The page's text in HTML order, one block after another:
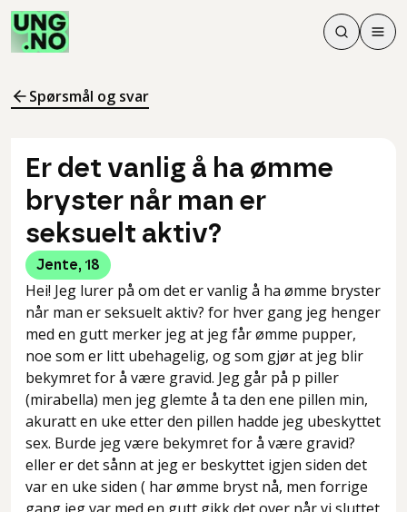
Søk
Søk
Meny
Spørsmål og svar
Er det vanlig å ha ømme
bryster når man er
seksuelt aktiv?
Jente, 18
Hei! Jeg lurer på om det er vanlig å ha ømme bryster
når man er seksuelt aktiv? for hver gang jeg henger
med en gutt merker jeg at jeg får ømme pupper,
noe som er litt ubehagelig, og som gjør at jeg blir
bekymret for å være gravid. Jeg går på p piller
(mirabella) men jeg glemte å ta den ene pillen min,
akuratt en uke etter den pillen hadde jeg ubeskyttet
sex. Burde jeg være bekymret for å være gravid?
eller er det sånn at jeg er beskyttet igjen siden det
var en uke siden ( har ømme bryst nå, men forrige